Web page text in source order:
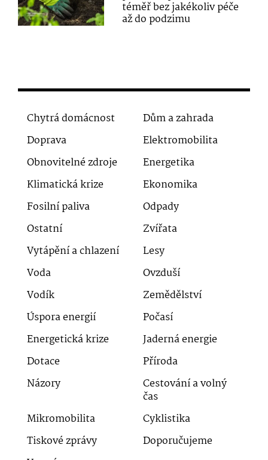
téměř bez jakékoliv péče
až do podzimu
Chytrá domácnost
Dům a zahrada
Doprava
Elektromobilita
Obnovitelné zdroje
Energetika
Klimatická krize
Ekonomika
Fosilní paliva
Odpady
Ostatní
Zvířata
Vytápění a chlazení
Lesy
Voda
Ovzduší
Vodík
Zemědělství
Úspora energií
Počasí
Energetická krize
Jaderná energie
Dotace
Příroda
Názory
Cestování a volný
čas
Mikromobilita
Cyklistika
Tiskové zprávy
Doporučujeme